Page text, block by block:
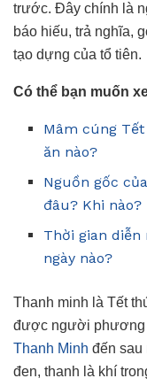
trước. Đây chính là
báo hiếu, trả nghĩa,
tạo dựng của tổ tiên.
Có thể bạn muốn
Mâm cúng
ăn nào?
Nguồn gốc
đâu? Khi nào?
Thời gian diễn
ngày nào?
Thanh minh là Tết
được người phương
Thanh Minh đến sau
đen, thanh là khí